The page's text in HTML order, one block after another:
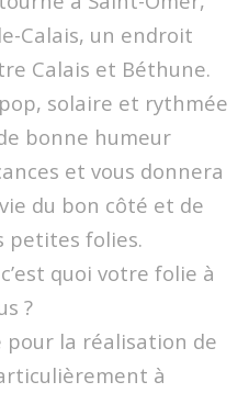
Calais, un endroit
Calais et Béthune.
solaire et rythmée
bonne humeur
et vous donnera
du bon côté et de
petites folies.
quoi votre folie à
?
pour la réalisation de
à